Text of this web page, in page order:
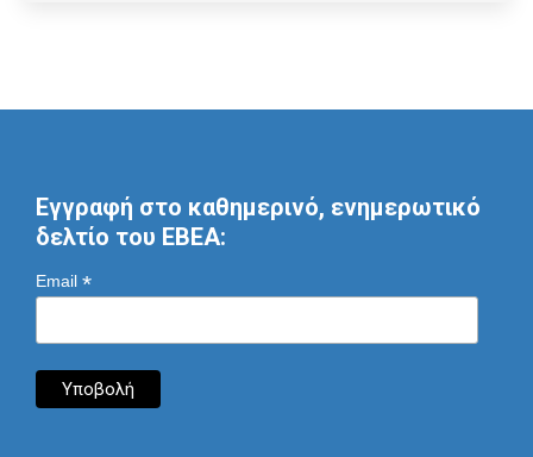
Εγγραφή στο καθημερινό, ενημερωτικό
δελτίο του ΕΒΕΑ:
Email *